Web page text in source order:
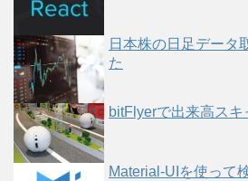
日本株の日足データ
た
bitFlyerで出来高ス
Material-UIを使って